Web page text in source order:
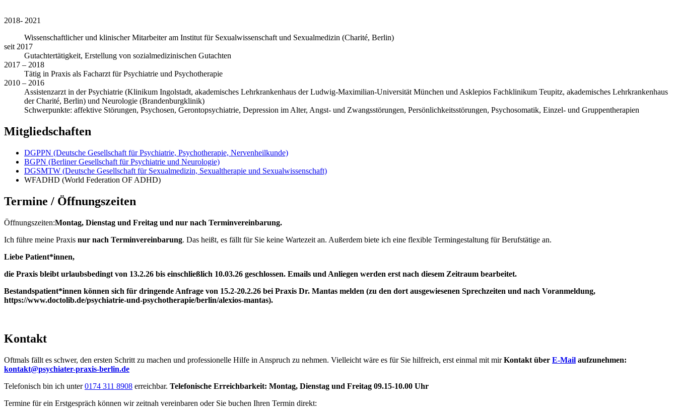
2018- 2021
Wissenschaftlicher und klinischer Mitarbeiter am Institut für Sexualwissenschaft und Sexualmedizin (Charité, Berlin)
seit 2017
Gutachtertätigkeit, Erstellung von sozialmedizinischen Gutachten
2017 – 2018
Tätig in Praxis als Facharzt für Psychiatrie und Psychotherapie
2010 – 2016
Assistenzarzt in der Psychiatrie (Klinikum Ingolstadt, akademisches Lehrkrankenhaus der Ludwig-Maximilian-Universität München und Asklepios Fachklinikum Teupitz, akademisches Lehrkrankenhaus
der Charité, Berlin) und Neurologie (Brandenburgklinik)
Schwerpunkte: affektive Störungen, Psychosen, Gerontopsychiatrie, Depression im Alter, Angst- und Zwangsstörungen, Persönlichkeitsstörungen, Psychosomatik, Einzel- und Gruppentherapien
Mitgliedschaften
DGPPN (Deutsche Gesellschaft für Psychiatrie, Psychotherapie, Nervenheilkunde)
BGPN (Berliner Gesellschaft für Psychiatrie und Neurologie)
DGSMTW (Deutsche Gesellschaft für Sexualmedizin, Sexualtherapie und Sexualwissenschaft)
WFADHD (World Federation OF ADHD)
Termine / Öffnungszeiten
Öffnungszeiten:Montag, Dienstag und Freitag und nur nach Terminvereinbarung.
Ich führe meine Praxis nur nach Terminvereinbarung. Das heißt, es fällt für Sie keine Wartezeit an. Außerdem biete ich eine flexible Termingestaltung für Berufstätige an.
Liebe Patient*innen,
die Praxis bleibt urlaubsbedingt von 13.2.26 bis einschließlich 10.03.26 geschlossen. Emails und Anliegen werden erst nach diesem Zeitraum bearbeitet.
Bestandspatient*innen können sich für dringende Anfrage von 15.2-20.2.26 bei Praxis Dr. Mantas melden (zu den dort ausgewiesenen Sprechzeiten und nach Voranmeldung,
https://www.doctolib.de/psychiatrie-und-psychotherapie/berlin/alexios-mantas).
Kontakt
Oftmals fällt es schwer, den ersten Schritt zu machen und professionelle Hilfe in Anspruch zu nehmen. Vielleicht wäre es für Sie hilfreich, erst einmal mit mirKontakt über E-Mail aufzunehmen:
kontakt@psychiater-praxis-berlin.de
Telefonisch bin ich unter0174 311 8908 erreichbar. Telefonische Erreichbarkeit: Montag, Dienstag und Freitag 09.15-10.00 Uhr
Termine für ein Erstgespräch können wir zeitnah vereinbaren oder Sie buchen Ihren Termin direkt: